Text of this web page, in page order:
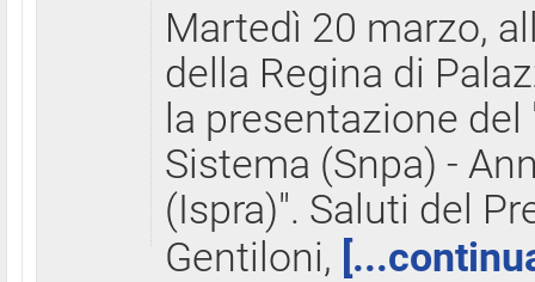
Martedì 20 marzo,
della Regina di
la presentazione
Sistema (Snpa) -
(Ispra)". Saluti del
Gentiloni,